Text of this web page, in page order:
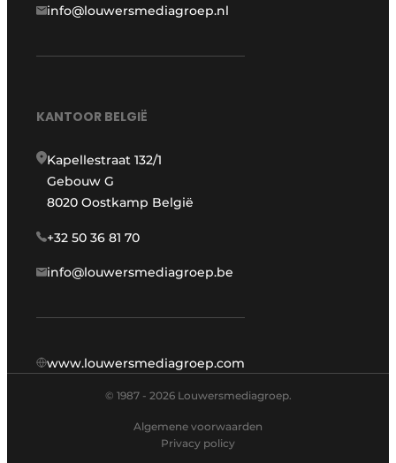
info@louwersmediagroep.nl
KANTOOR BELGIË
Kapellestraat 132/1
Gebouw G
8020 Oostkamp België
+32 50 36 81 70
info@louwersmediagroep.be
www.louwersmediagroep.com
© 1987 - 2026 Louwersmediagroep.
Algemene voorwaarden
Privacy policy